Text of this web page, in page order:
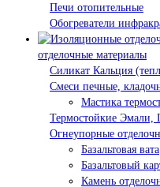
Печи отопительные
Обогреватели
отделочные материалы
Силикат Кальция
Смеси печные,
Мастика
Термостойкие Эмали,
Огнеупорные
Базальтовая вата
Базальтовый
Камень